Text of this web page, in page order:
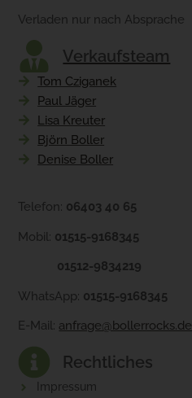
Verladen nur nach Absprache
Verkaufsteam
Tom Cziganek
Paul Jäger
Lisa Kreuter
Björn Boller
Denise Boller
Telefon: 06403 40 65
Mobil: 01515-9168345
01512-9834219
WhatsApp: 01515-9168345
E-Mail: anfrage@bollerrocks.de
Rechtliches
Impressum